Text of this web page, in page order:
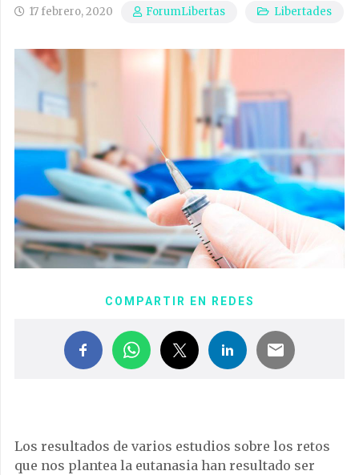
17 febrero, 2020 ForumLibertas Libertades
COMPARTIR EN REDES
Los resultados de varios estudios sobre los retos
que nos plantea la eutanasia han resultado ser